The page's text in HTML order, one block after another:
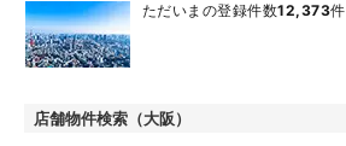
ただいまの登録件数12,373件
店舗物件検索（大阪）